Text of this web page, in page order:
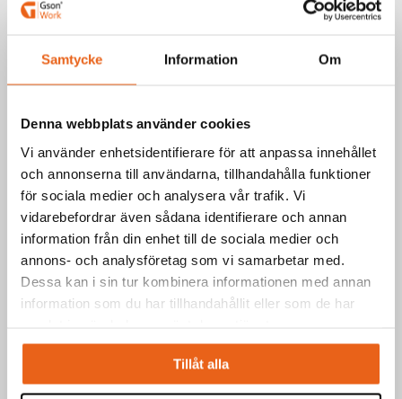
Samtycke Information Om
Denna webbplats använder cookies
Vi använder enhetsidentifierare för att anpassa innehållet
och annonserna till användarna, tillhandahålla funktioner
för sociala medier och analysera vår trafik. Vi
vidarebefordrar även sådana identifierare och annan
information från din enhet till de sociala medier och
annons- och analysföretag som vi samarbetar med.
Dessa kan i sin tur kombinera informationen med annan
information som du har tillhandahållit eller som de har
Tillåt alla